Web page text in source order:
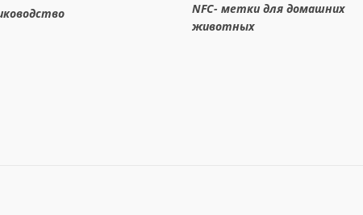
NFC- метки для домашних
животных